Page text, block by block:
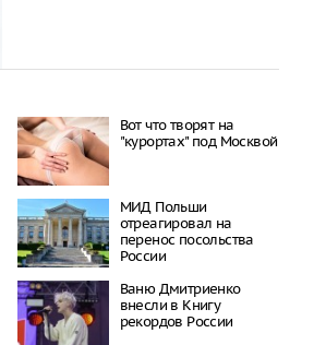
Вот что творят на
"курортах" под Москвой
МИД Польши
отреагировал на
перенос посольства
России
Ваню Дмитриенко
внесли в Книгу
рекордов России